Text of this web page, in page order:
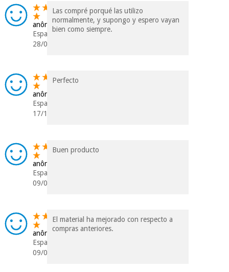
anônimo
Espanha
28/04/2024
Las compré porqué las utilizo
normalmente, y supongo y espero vayan
bien como siempre.
anônimo
Espanha
17/11/2021
Perfecto
anônimo
Espanha
09/03/2021
Buen producto
anônimo
Espanha
09/02/2021
El material ha mejorado con respecto a
compras anteriores.